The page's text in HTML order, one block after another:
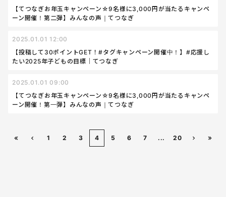
【てつなぎお年玉キャンペーン☆9名様に3,000円が当たるキャンペ
ーン開催！第二弾】みんなの声｜てつなぎ
2025.01.01 12:00
【投稿して30ポイントGET！#タグキャンペーン開催中！】#応援し
たい2025年子どもの目標｜てつなぎ
2025.01.01 09:00
【てつなぎお年玉キャンペーン☆9名様に3,000円が当たるキャンペ
ーン開催！第一弾】みんなの声｜てつなぎ
1 2 3 4 5 6 7 ... 20